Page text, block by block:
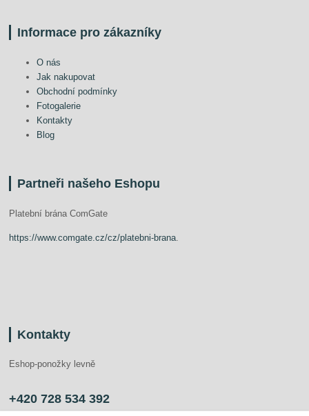
Informace pro zákazníky
O nás
Jak nakupovat
Obchodní podmínky
Fotogalerie
Kontakty
Blog
Partneři našeho Eshopu
Platební brána ComGate
https://www.comgate.cz/cz/platebni-brana
Kontakty
Eshop-ponožky levně
+420 728 534 392